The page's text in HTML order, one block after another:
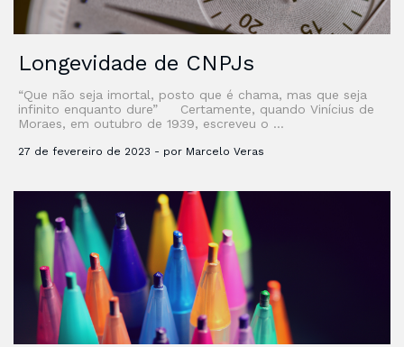
Longevidade de CNPJs
“Que não seja imortal, posto que é chama, mas que seja
infinito enquanto dure” Certamente, quando Vinícius de
Moraes, em outubro de 1939, escreveu o …
27 de fevereiro de 2023 - por Marcelo Veras